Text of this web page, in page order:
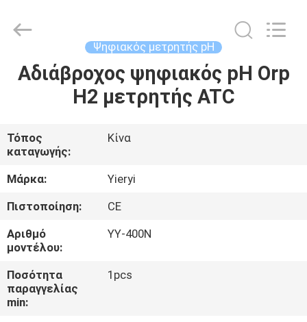
ΑΡΧΙΚΉ
ΠΡΟΪΌΝΤΑ
ΣΧΕΤΙΚΆ
ΜΕ
ΕΜΆΣ
ΓΎΡΟΣ
ΕΡΓΟΣΤΑΣΊΩΝ
Technology
Reserved.
Ψηφιακός μετρητής pH
Αδιάβροχος ψηφιακός pH Orp
H2 μετρητής ATC
Τόπος
καταγωγής:
Κίνα
Μάρκα:
Yieryi
Πιστοποίηση:
CE
Αριθμό
μοντέλου:
YY-400N
Ποσότητα
παραγγελίας
min:
1pcs